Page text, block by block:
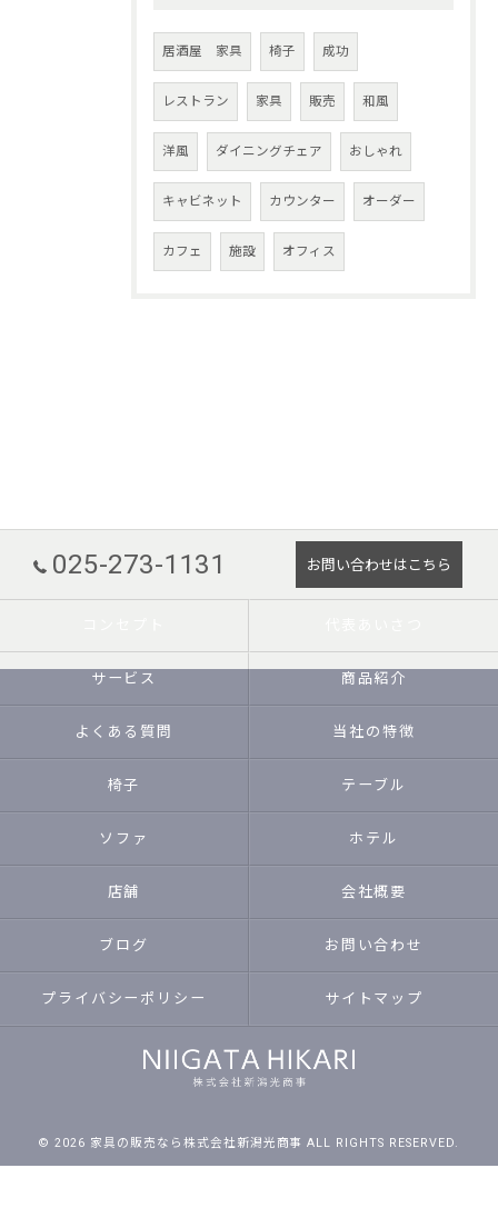
居酒屋 家具 椅子 成功
レストラン 家具 販売 和風
洋風 ダイニングチェア おしゃれ
キャビネット カウンター オーダー
カフェ 施設 オフィス
025-273-1131 お問い合わせはこちら
サービス 商品紹介
よくある質問 当社の特徴
椅子 テーブル
ソファ ホテル
店舗 会社概要
ブログ お問い合わせ
プライバシーポリシー サイトマップ
© 2026 家具の販売なら株式会社新潟光商事 ALL RIGHTS RESERVED.